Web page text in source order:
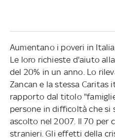
Aumentano i poveri in
Le loro richieste d'aiuto
del 20% in un anno. Lo
Zancan e la stessa Caritas
rapporto dal titolo
persone in difficoltà che si
ascolto nel 2007. Il 70 per
stranieri. Gli effetti della